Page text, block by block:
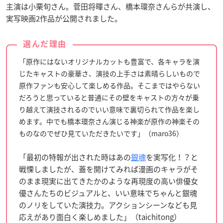
主演は小栗旬さん。菅田将暉さん、橋本環奈さんらが共演し、
実写映画2作品が公開されました。
選んだ理由
「原作にはないオリジナルカットも豊富で、各キャラを演
じたキャストの豪華さ、演技の上手さは素晴らしいもので
原作ファンも安心して楽しめる作品。そこまではやらない
だろうと思っていると普通にその壁をキャストの方々が乗
り越えて演技されるのでいい意味で裏切られて作品を楽し
めます。中でも橋本環奈さん演じる神楽が原作の神楽その
ものなのでぜひ見ていただきたいです」（maro36）
「最初の特報が出された時はあの銀魂を実写化！？と
戦慄しましたが、蓋を開けてみれば漫画のキャラがそ
のまま現実に出てきたかのような再現度の高い俳優女
優さんたちのビジュアルと、いい意味でちゃんと銀魂
のノリをしていた演技力。アクションシーンなども見
応えがあり面白く楽しめました」（taichitong）